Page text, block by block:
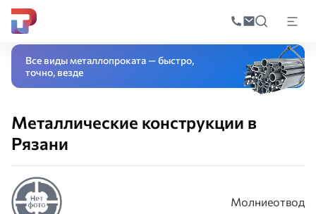
по
Главная
Все виды металлопроката — быстро,
точно, везде
Металлические конструкции в
Рязани
Молниеотвод